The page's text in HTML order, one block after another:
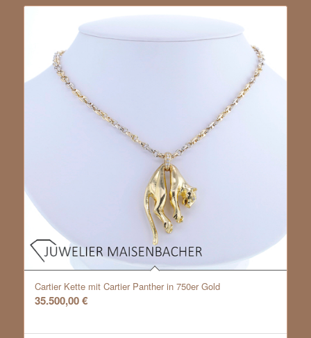
Cartier Kette mit Cartier Panther in 750er Gold
35.500,00€